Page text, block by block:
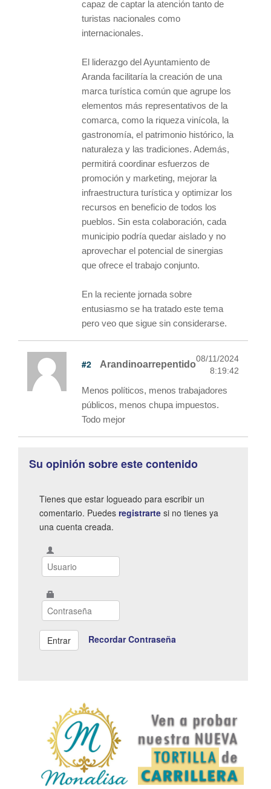
capaz de captar la atención tanto de
turistas nacionales como
internacionales.
El liderazgo del Ayuntamiento de
Aranda facilitaría la creación de una
marca turística común que agrupe los
elementos más representativos de la
comarca, como la riqueza vinícola, la
gastronomía, el patrimonio histórico, la
naturaleza y las tradiciones. Además,
permitirá coordinar esfuerzos de
promoción y marketing, mejorar la
infraestructura turística y optimizar los
recursos en beneficio de todos los
pueblos. Sin esta colaboración, cada
municipio podría quedar aislado y no
aprovechar el potencial de sinergias
que ofrece el trabajo conjunto.
En la reciente jornada sobre
entusiasmo se ha tratado este tema
pero veo que sigue sin considerarse.
#2 Arandinoarrepentido
08/11/2024
8:19:42
Menos políticos, menos trabajadores
públicos, menos chupa impuestos.
Todo mejor
Su opinión sobre este contenido
Tienes que estar logueado para escribir un
comentario. Puedes registrarte si no tienes ya
una cuenta creada.
Recordar Contraseña